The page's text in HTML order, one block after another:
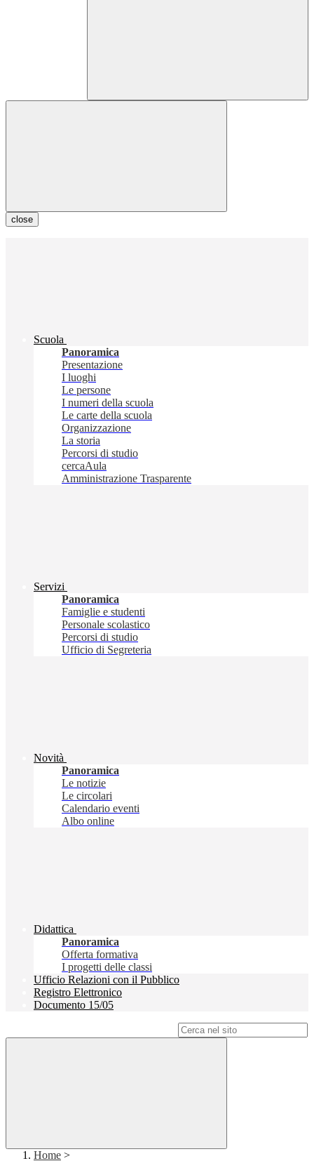
close
Scuola
Panoramica
Presentazione
I luoghi
Le persone
I numeri della scuola
Le carte della scuola
Organizzazione
La storia
Percorsi di studio
cercaAula
Amministrazione Trasparente
Servizi
Panoramica
Famiglie e studenti
Personale scolastico
Percorsi di studio
Ufficio di Segreteria
Novità
Panoramica
Le notizie
Le circolari
Calendario eventi
Albo online
Didattica
Panoramica
Offerta formativa
I progetti delle classi
Ufficio Relazioni con il Pubblico
Registro Elettronico
Documento 15/05
Home >